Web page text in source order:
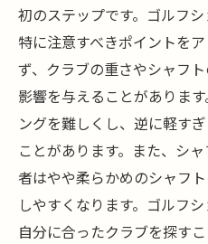
初のステップです。ゴルフ
特に注意すべきポイントを
ず、クラブの重さやシャフ
影響を与えることがありま
ングを難しくし、逆に軽す
ことがあります。また、シ
者はやや柔らかめのシャフ
しやすくなります。ゴルフ
自分に合ったクラブを探す